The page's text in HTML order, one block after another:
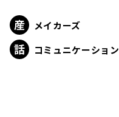
メイカーズ
コミュニケーション